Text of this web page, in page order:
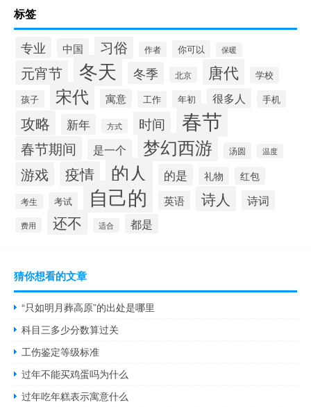
标签
专业 中国 习俗 作者 你可以 保暖
元宵节 冬天 冬季 北京 唐代 学校
孩子 宋代 寓意 工作 年初 很多人 手机
攻略 新年 方式 时间 春节
春节期间 是一个 梦幻西游 汤圆 温度
游戏 疫情 的人 的是 礼物 红包
考生 考试 自己的 英语 诗人 诗词
费用 还不 适合 都是
猜你想看的文章
“只如明月葬高原”的出处是哪里
科目三多少分数算过关
工伤鉴定等级标准
过年不能买鸡蛋吗为什么
过年吃年糕表示寓意什么